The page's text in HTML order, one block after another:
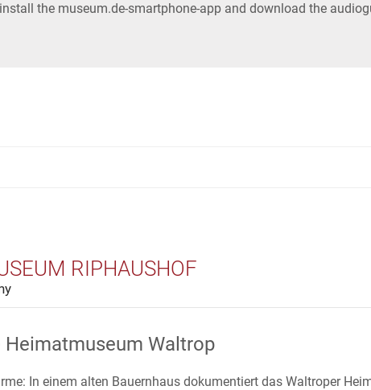
the museum.de-smartphone-app and download the
RIPHAUSHOF
Waltrop
In einem alten Bauernhaus dokumentiert das Waltroper